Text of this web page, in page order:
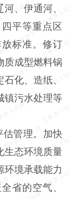
、伊通河、
平等重点区
标准。修订
质成型燃料锅
化、造纸、
镇污水处理等
估管理。加快
生态环境质量
环境承载能力
省的空气、